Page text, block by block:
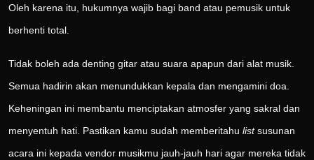
Oleh karena itu, hukumnya wajib bagi band atau pemusik untuk
berhenti total.
Tidak boleh ada denting gitar atau suara apapun dari alat musik.
Semua hadirin akan menundukkan kepala dan mengamini doa.
Keheningan ini membantu menciptakan atmosfer yang sakral dan
menyentuh hati. Pastikan kamu sudah memberitahu listsusunan
acara ini kepada vendor musikmu jauh-jauh hari agar mereka tidak